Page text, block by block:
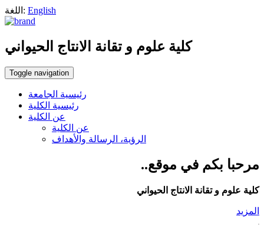
اللغة: English
كلية علوم و تقانة الانتاج الحيواني
Toggle navigation
رئيسية الجامعة
رئيسية الكلية
عن الكلية
عن الكلية
الرؤية، الرسالة والأهداف
مرحبا بكم في موقع..
كلية علوم و تقانة الانتاج الحيواني
المزيد